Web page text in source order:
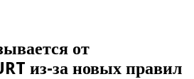
от
из-за новых правил